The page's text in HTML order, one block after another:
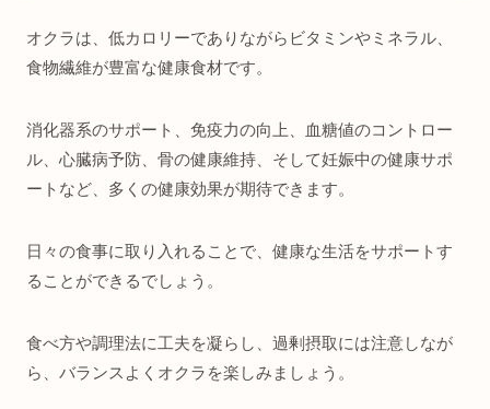
オクラは、低カロリーでありながらビタミンやミネラル、
食物繊維が豊富な健康食材です。
消化器系のサポート、免疫力の向上、血糖値のコントロー
ル、心臓病予防、骨の健康維持、そして妊娠中の健康サポ
ートなど、多くの健康効果が期待できます。
日々の食事に取り入れることで、健康な生活をサポートす
ることができるでしょう。
食べ方や調理法に工夫を凝らし、過剰摂取には注意しなが
ら、バランスよくオクラを楽しみましょう。